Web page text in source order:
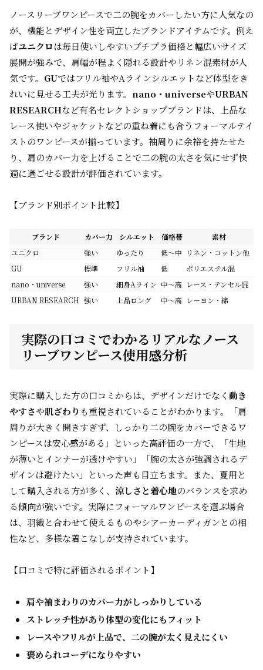
ノースリーブワンピースで二の腕をカバーしたい方に人気なの
が、機能とデザイン性を両立したブランドアイテムです。例え
ばユニクロは毎日使いしやすいプチプラ価格と幅広いサイズ
展開が強みで、肩幅が程よく隠れる設計やリネン混素材が人
気です。 GUではフリル袖やAラインシルエットなど体型をき
れいに見せる工夫が光ります。 nano・universeやURBAN
RESEARCHなど有名セレクトショップブランドは、上品な
レース使いやジャケットなどの重ね着にも合うフォーマルテイ
ストのワンピースが揃っています。袖周りに余裕を持たせた
り、肩のカバー力を上げることで二の腕の太さを気にせず快
適に過ごせる設計が評価されています。
【ブランド別ポイント比較】
ブランド カバー力 シルエット 価格帯
素材
ユニクロ
強い ゆったり 低～中
リネン・コットン他
GU
標準 フリル袖 低
ポリエステル混
nano・universe
強い 細身Aライン 中～高 レース・テンセル混
URBAN RESEARCH 強い 上品ロング 中～高 レーヨン・綿
実際の口コミでわかるリアルなノース
リーブワンピース使用感分析
実際に購入した方の口コミからは、デザインだけでなく 動き
やすさや肌ざわり も重視されていることがわかります。「肩
周りが大きく開きすぎず、しっかり二の腕をカバーできるワ
ンピースは安心感がある」といった高評価の一方で、「生地
が薄いとインナーが透けやすい」「腕の太さが強調されるデ
ザインは避けたい」といった声も目立ちます。また、夏用と
して購入される方が多く、 涼しさと着心地のバランスを求め
る傾向が強いです。実際にフォーマルワンピースを選ぶ場合
は、羽織と合わせて使えるものやシアーカーディガンとの相
性など、多様な着こなしが支持されています。
【口コミで特に評価されるポイント】
肩や袖まわりのカバー力がしっかりしている
ストレッチ性があり体型の変化にもフィット
レースやフリルが上品で、二の腕が太く見えにくい
褒められコーデになりやすい